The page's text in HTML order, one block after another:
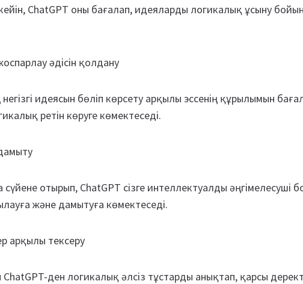
ChatGPT оны бағалап, идеяларды логикалық ұсыну
әдісін қолдану
идеясын бөліп көрсету арқылы эссенің құрылымын
ретін көруге көмектеседі.
отырып, ChatGPT сізге интеллектуалды әңгімелесуші
және дамытуға көмектеседі.
арқылы тексеру
ChatGPT-ден логикалық әлсіз тұстарды анықтап, қарсы